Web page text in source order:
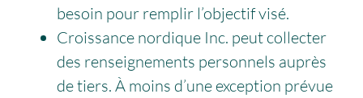
besoin pour remplir l’objectif visé.
Croissance nordique Inc. peut collecter
des renseignements personnels auprès
de tiers. À moins d’une exception prévue